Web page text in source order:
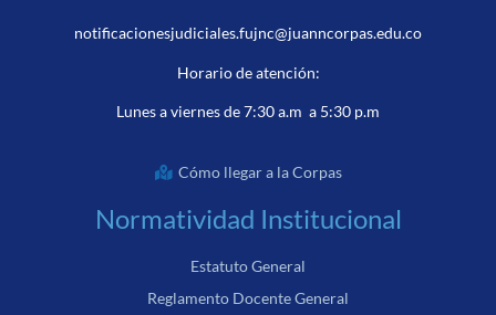
notificacionesjudiciales.fujnc@juanncorpas.edu.co
Horario de atención:
Lunes a viernes de 7:30 a.m a 5:30 p.m
Cómo llegar a la Corpas
Normatividad Institucional
Estatuto General
Reglamento Docente General